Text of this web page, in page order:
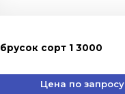
брусок сорт 1 3000
Цена по запросу